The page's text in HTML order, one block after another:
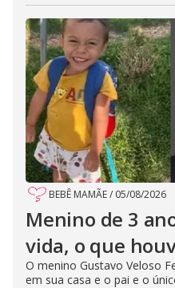
BEBÊ MAMÃE/ 05/08/2026
Menino de 3
vida, o que
O menino Gustavo Veloso
em sua casa e o pai e o